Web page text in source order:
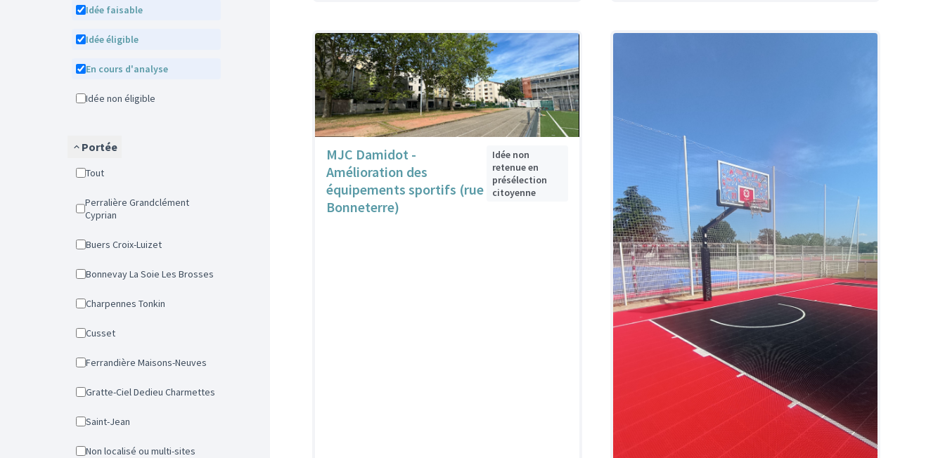
Idée faisable
Idée éligible
En cours d'analyse
Idée non éligible
Portée
Tout
Perralière Grandclément
Cyprian
Buers Croix-Luizet
Bonnevay La Soie Les Brosses
Charpennes Tonkin
Cusset
Ferrandière Maisons-Neuves
Gratte-Ciel Dedieu Charmettes
Saint-Jean
Non localisé ou multi-sites
MJC Damidot -
Amélioration des
équipements sportifs (rue
Bonneterre)
Idée non
retenue en
présélection
citoyenne